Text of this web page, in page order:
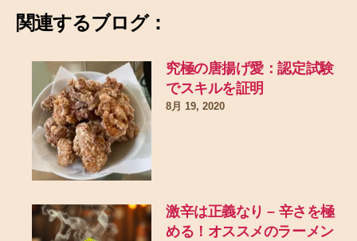
関連するブログ：
究極の唐揚げ愛：認定試験
でスキルを証明
8月 19, 2020
激辛は正義なり – 辛さを極
める！オススメのラーメン